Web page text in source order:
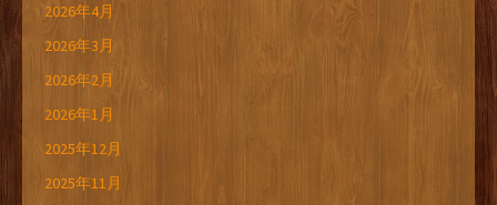
2026年4月
2026年3月
2026年2月
2026年1月
2025年12月
2025年11月